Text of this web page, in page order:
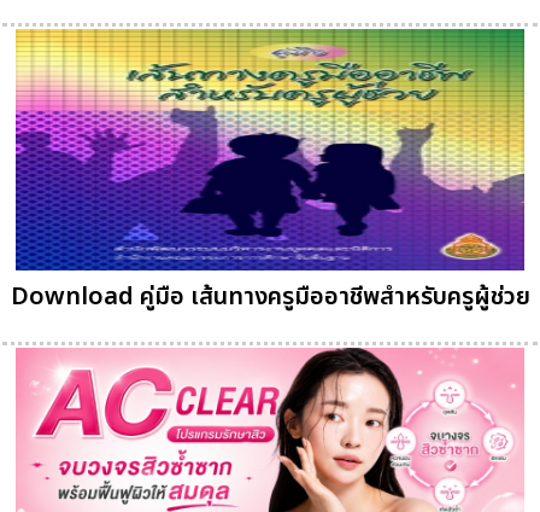
Download คู่มือ เส้นทางครูมืออาชีพสำหรับครูผู้ช่วย